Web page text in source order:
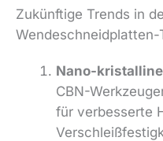
Zukünftige Trends in
Wendeschneidplatten-
Nano-
CBN-
für verbesserte